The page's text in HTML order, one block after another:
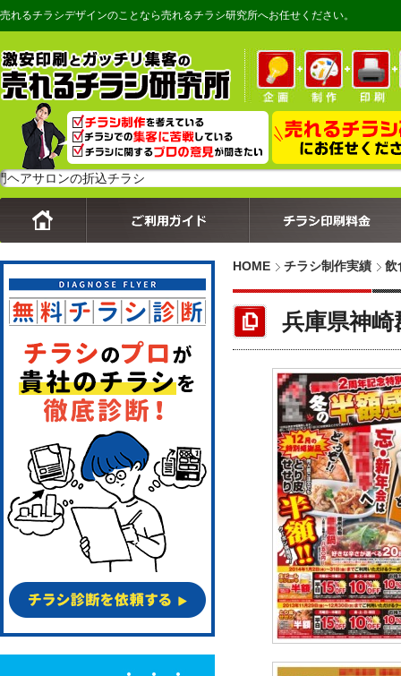
売れるチラシデザインのことなら売れるチラシ研究所へお任せください。
ンの折込チラシ
HOME チラシ制作実績 飲
兵庫県神